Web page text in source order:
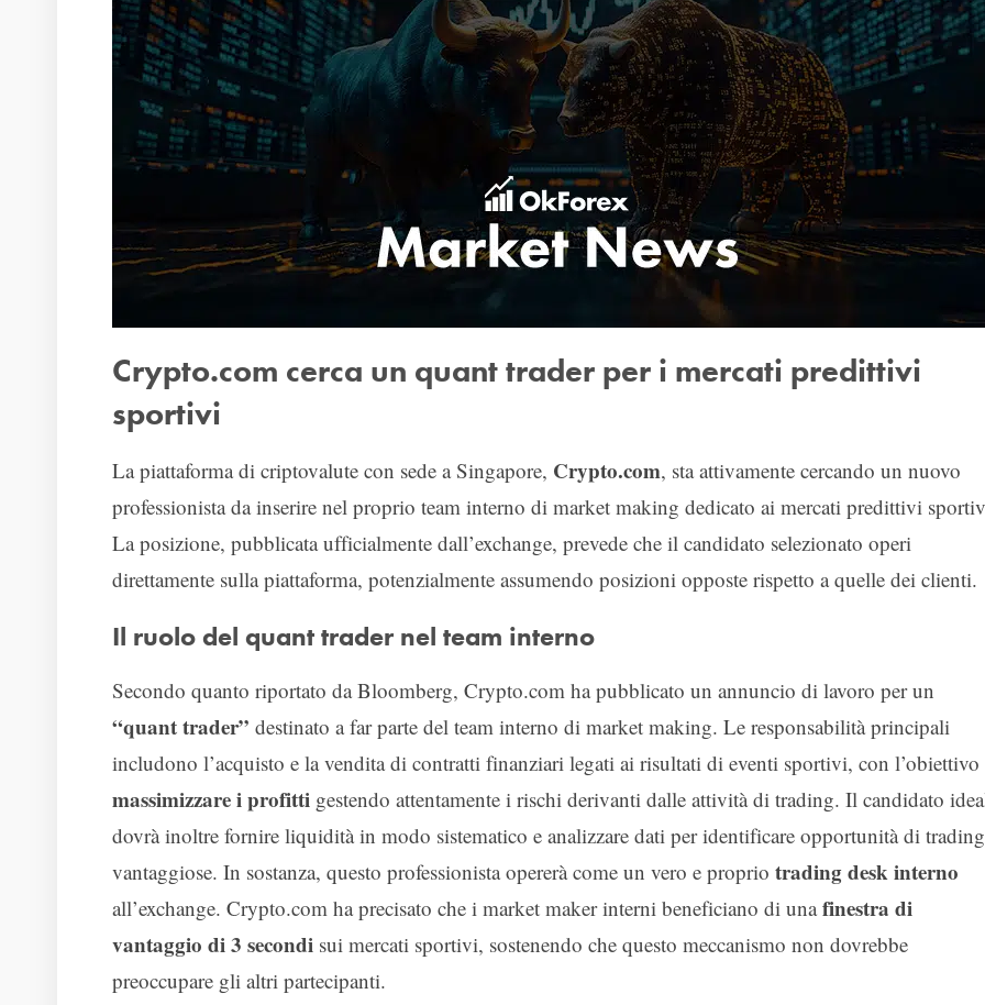
Crypto.com cerca un quant trader per i mercati predittivi
sportivi
La piattaforma di criptovalute con sede a Singapore, Crypto.com, sta attivamente cercando un nuovo
professionista da inserire nel proprio team interno di market making dedicato ai mercati predittivi
La posizione, pubblicata ufficialmente dall’exchange, prevede che il candidato selezionato operi
direttamente sulla piattaforma, potenzialmente assumendo posizioni opposte rispetto a quelle dei clienti.
Il ruolo del quant trader nel team interno
Secondo quanto riportato da Bloomberg, Crypto.com ha pubblicato un annuncio di lavoro per un
“quant trader” destinato a far parte del team interno di market making. Le responsabilità principali
includono l’acquisto e la vendita di contratti finanziari legati ai risultati di eventi sportivi, con
massimizzare i profitti gestendo attentamente i rischi derivanti dalle attività di trading. Il candidato
dovrà inoltre fornire liquidità in modo sistematico e analizzare dati per identificare opportunità di trading
vantaggiose. In sostanza, questo professionista opererà come un vero e proprio trading desk interno
all’exchange. Crypto.com ha precisato che i market maker interni beneficiano di unafinestra di
vantaggio di 3 secondi sui mercati sportivi, sostenendo che questo meccanismo non dovrebbe
preoccupare gli altri partecipanti.